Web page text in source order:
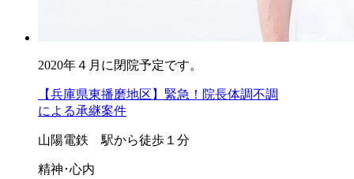
2020年４月に閉院予定です。
【兵庫県東播磨地区】緊急！院長体調不調
による承継案件
山陽電鉄 駅から徒歩１分
精神･心内